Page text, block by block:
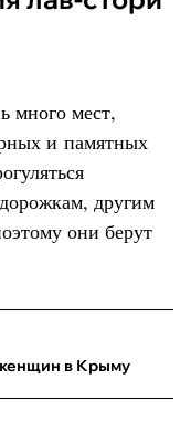
много мест,
и памятных
другим
они берут
в Крыму